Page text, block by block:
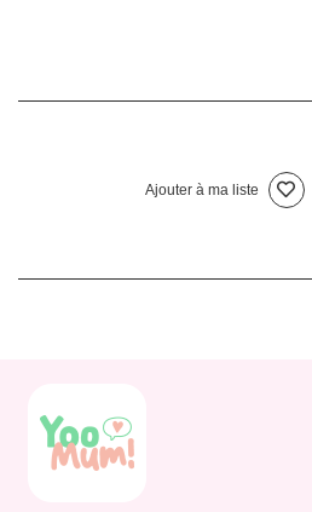
Ajouter à ma liste